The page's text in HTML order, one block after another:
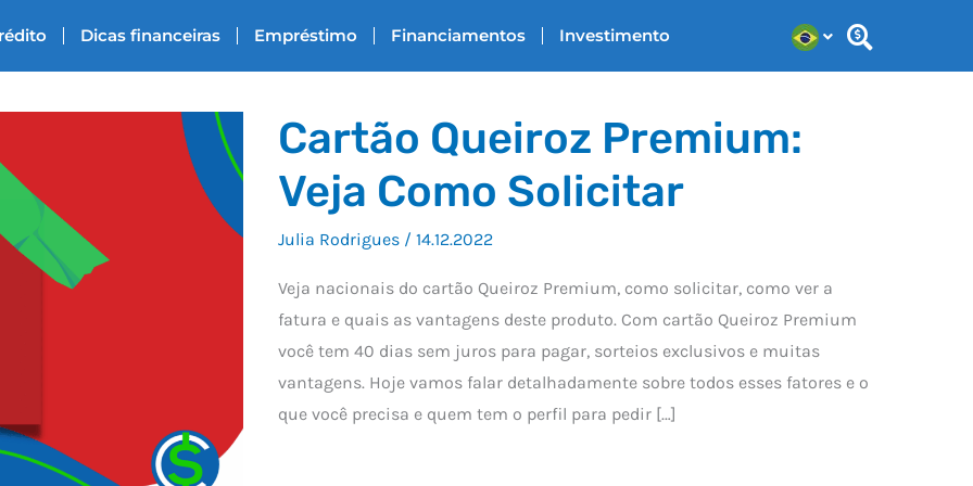
Dicas financeiras Empréstimo Financiamentos Investimento
Cartão Queiroz Premium:
Veja Como Solicitar
Julia Rodrigues / 14.12.2022
Veja nacionais do cartão Queiroz Premium, como solicitar, como ver a
fatura e quais as vantagens deste produto. Com cartão Queiroz Premium
você tem 40 dias sem juros para pagar, sorteios exclusivos e muitas
vantagens. Hoje vamos falar detalhadamente sobre todos esses fatores e o
que você precisa e quem tem o perfil para pedir […]